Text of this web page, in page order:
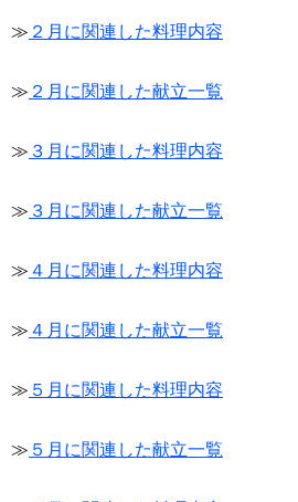
≫ ２月に関連した料理内容
≫ ２月に関連した献立一覧
≫ ３月に関連した料理内容
≫ ３月に関連した献立一覧
≫ ４月に関連した料理内容
≫ ４月に関連した献立一覧
≫ ５月に関連した料理内容
≫ ５月に関連した献立一覧